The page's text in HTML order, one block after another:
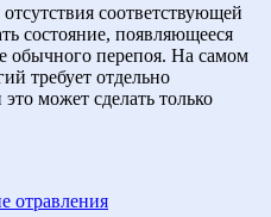
соответствующей
состояние, появляющееся
обычного перепоя. На самом
требует отдельно
может сделать только
отравления